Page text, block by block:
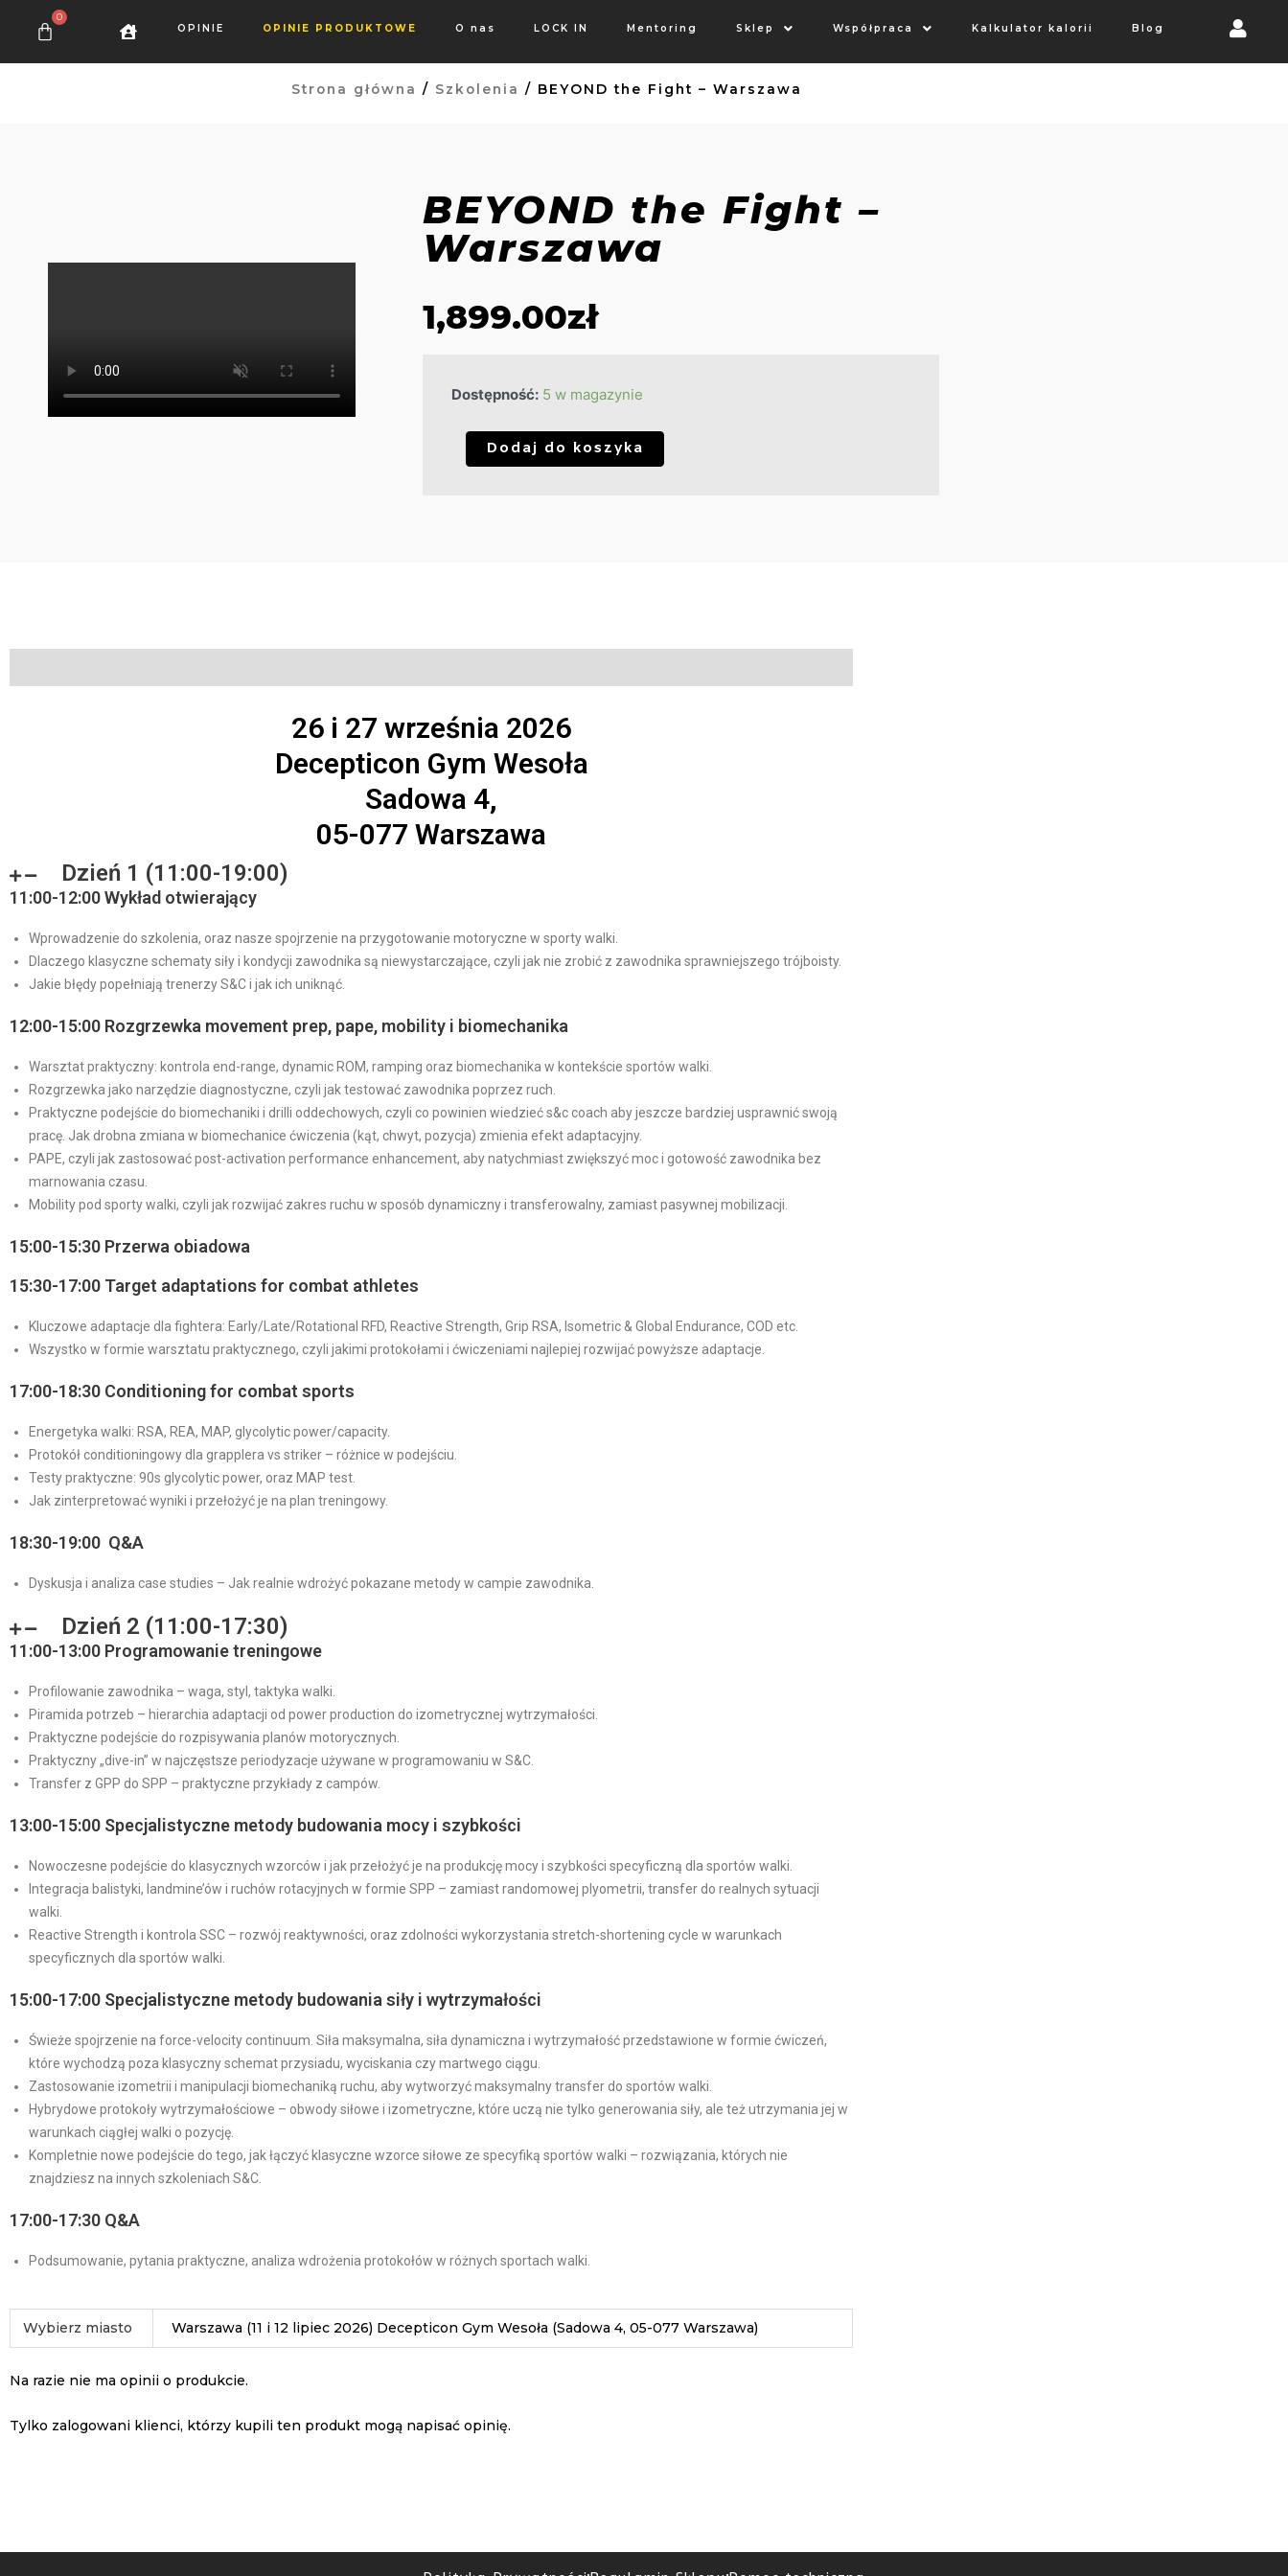
OPINIE OPINIE PRODUKTOWE O nas LOCK IN Mentoring Sklep Współpraca Kalkulator kalorii Blog
Strona główna / Szkolenia / BEYOND the Fight – Warszawa
BEYOND the Fight –
Warszawa
1,899.00zł
Dostępność: 5 w magazynie
Dodaj do koszyka
26 i 27 września 2026
Decepticon Gym Wesoła
Sadowa 4,
05-077 Warszawa
Dzień 1 (11:00-19:00)
11:00-12:00 Wykład otwierający
Wprowadzenie do szkolenia, oraz nasze spojrzenie na przygotowanie motoryczne w sporty walki.
Dlaczego klasyczne schematy siły i kondycji zawodnika są niewystarczające, czyli jak nie zrobić z zawodnika sprawniejszego trójboisty.
⁠Jakie błędy popełniają trenerzy S&C i jak ich uniknąć.
12:00-15:00 Rozgrzewka movement prep, pape, mobility i biomechanika
Warsztat praktyczny: kontrola end-range, dynamic ROM, ramping oraz biomechanika w kontekście sportów walki.
Rozgrzewka jako narzędzie diagnostyczne, czyli jak testować zawodnika poprzez ruch.
Praktyczne podejście do biomechaniki i drilli oddechowych, czyli co powinien wiedzieć s&c coach aby jeszcze bardziej usprawnić swoją
pracę. Jak drobna zmiana w biomechanice ćwiczenia (kąt, chwyt, pozycja) zmienia efekt adaptacyjny.
⁠PAPE, czyli jak zastosować post-activation performance enhancement, aby natychmiast zwiększyć moc i gotowość zawodnika bez
marnowania czasu.
Mobility pod sporty walki, czyli jak rozwijać zakres ruchu w sposób dynamiczny i transferowalny, zamiast pasywnej mobilizacji.
15:00-15:30 Przerwa obiadowa
15:30-17:00 Target adaptations for combat athletes
Kluczowe adaptacje dla fightera: Early/Late/Rotational RFD, Reactive Strength, Grip RSA, Isometric & Global Endurance, COD etc.
Wszystko w formie warsztatu praktycznego, czyli jakimi protokołami i ćwiczeniami najlepiej rozwijać powyższe adaptacje.
17:00-18:30 Conditioning for combat sports
Energetyka walki: RSA, REA, MAP, glycolytic power/capacity.
Protokół conditioningowy dla grapplera vs striker – różnice w podejściu.
Testy praktyczne: 90s glycolytic power, oraz MAP test.
Jak zinterpretować wyniki i przełożyć je na plan treningowy.
18:30-19:00 Q&A
Dyskusja i analiza case studies – Jak realnie wdrożyć pokazane metody w campie zawodnika.
Dzień 2 (11:00-17:30)
11:00-13:00 Programowanie treningowe
⁠Profilowanie zawodnika – waga, styl, taktyka walki.
Piramida potrzeb – hierarchia adaptacji od power production do izometrycznej wytrzymałości.
Praktyczne podejście do rozpisywania planów motorycznych.
Praktyczny „dive-in” w najczęstsze periodyzacje używane w programowaniu w S&C.
Transfer z GPP do SPP – praktyczne przykłady z campów.
13:00-15:00 Specjalistyczne metody budowania mocy i szybkości
⁠Nowoczesne podejście do klasycznych wzorców i jak przełożyć je na produkcję mocy i szybkości specyficzną dla sportów walki.
⁠Integracja balistyki, landmine’ów i ruchów rotacyjnych w formie SPP – zamiast randomowej plyometrii, transfer do realnych sytuacji
walki.
Reactive Strength i kontrola SSC – rozwój reaktywności, oraz zdolności wykorzystania stretch-shortening cycle w warunkach
specyficznych dla sportów walki.
15:00-17:00 Specjalistyczne metody budowania siły i wytrzymałości
Świeże spojrzenie na force-velocity continuum. Siła maksymalna, siła dynamiczna i wytrzymałość przedstawione w formie ćwiczeń,
które wychodzą poza klasyczny schemat przysiadu, wyciskania czy martwego ciągu.
⁠Zastosowanie izometrii i manipulacji biomechaniką ruchu, aby wytworzyć maksymalny transfer do sportów walki.
⁠Hybrydowe protokoły wytrzymałościowe – obwody siłowe i izometryczne, które uczą nie tylko generowania siły, ale też utrzymania jej w
warunkach ciągłej walki o pozycję.
Kompletnie nowe podejście do tego, jak łączyć klasyczne wzorce siłowe ze specyfiką sportów walki – rozwiązania, których nie
znajdziesz na innych szkoleniach S&C.
17:00-17:30 Q&A
Podsumowanie, pytania praktyczne, analiza wdrożenia protokołów w różnych sportach walki.
Wybierz miasto Warszawa (11 i 12 lipiec 2026) Decepticon Gym Wesoła (Sadowa 4, 05-077 Warszawa)
Na razie nie ma opinii o produkcie.
Tylko zalogowani klienci, którzy kupili ten produkt mogą napisać opinię.